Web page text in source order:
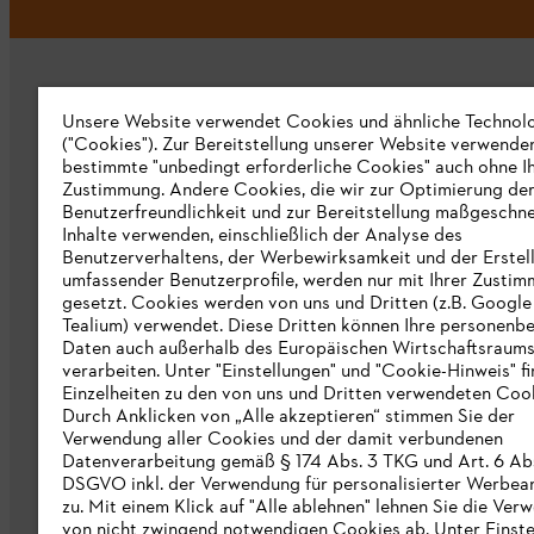
Unternehmen
Über uns
Katalog zum Download
STIHL Hinweisgebersystem
Presse
STIHL Corporate
Unsere Website verwendet Cookies und ähnliche
("Cookies"). Zur Bereitstellung unserer Website
bestimmte "unbedingt erforderliche Cookies" auch ohne
Zustimmung. Andere Cookies, die wir zur Optimierung der
Benutzerfreundlichkeit und zur Bereitstellung
Inhalte verwenden, einschließlich der Analyse des
Benutzerverhaltens, der Werbewirksamkeit und der
umfassender Benutzerprofile, werden nur mit Ihrer
gesetzt. Cookies werden von uns und Dritten (z.B.
Tealium) verwendet. Diese Dritten können Ihre
Daten auch außerhalb des Europäischen Wirtschaftsraums
verarbeiten. Unter "Einstellungen" und "Cookie-Hinweis"
Einzelheiten zu den von uns und Dritten verwendeten
Durch Anklicken von „Alle akzeptieren“ stimmen Sie der
Verwendung aller Cookies und der damit verbundenen
Datenverarbeitung gemäß § 174 Abs. 3 TKG und Art. 6
DSGVO inkl. der Verwendung für personalisierter
zu. Mit einem Klick auf "Alle ablehnen" lehnen Sie die